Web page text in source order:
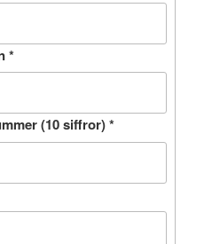
*
(10 siffror)*